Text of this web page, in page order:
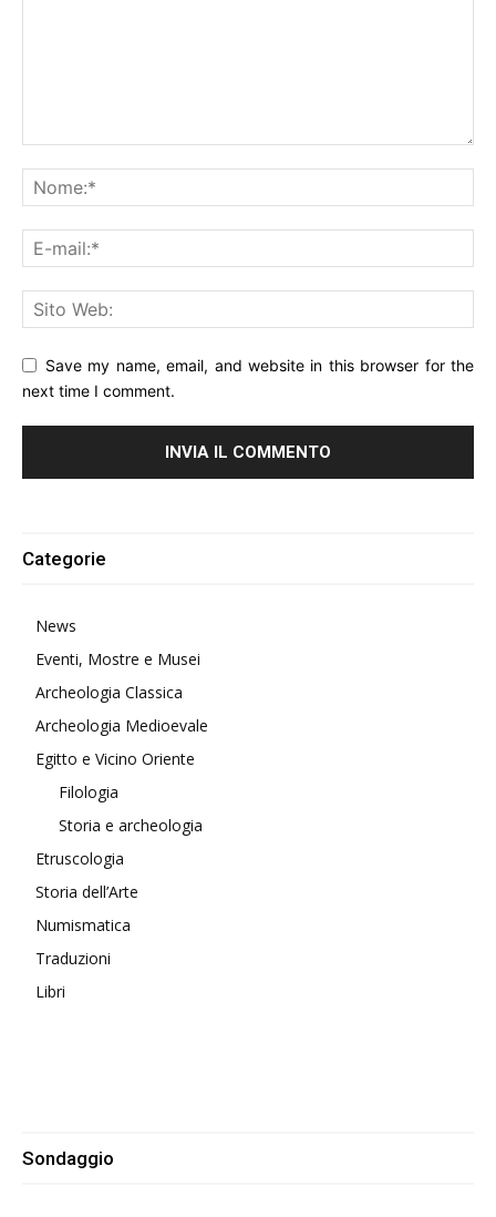
Save my name, email, and website in this browser for the
next time I comment.
Categorie
News
Eventi, Mostre e Musei
Archeologia Classica
Archeologia Medioevale
Egitto e Vicino Oriente
Filologia
Storia e archeologia
Etruscologia
Storia dell’Arte
Numismatica
Traduzioni
Libri
Sondaggio